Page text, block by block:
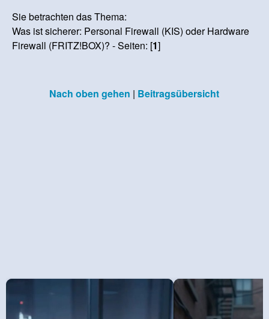
Sie betrachten das Thema:
Was ist sicherer: Personal Firewall (KIS) oder Hardware
Firewall (FRITZ!BOX)? - Seiten: [1]
Nach oben gehen | Beitragsübersicht